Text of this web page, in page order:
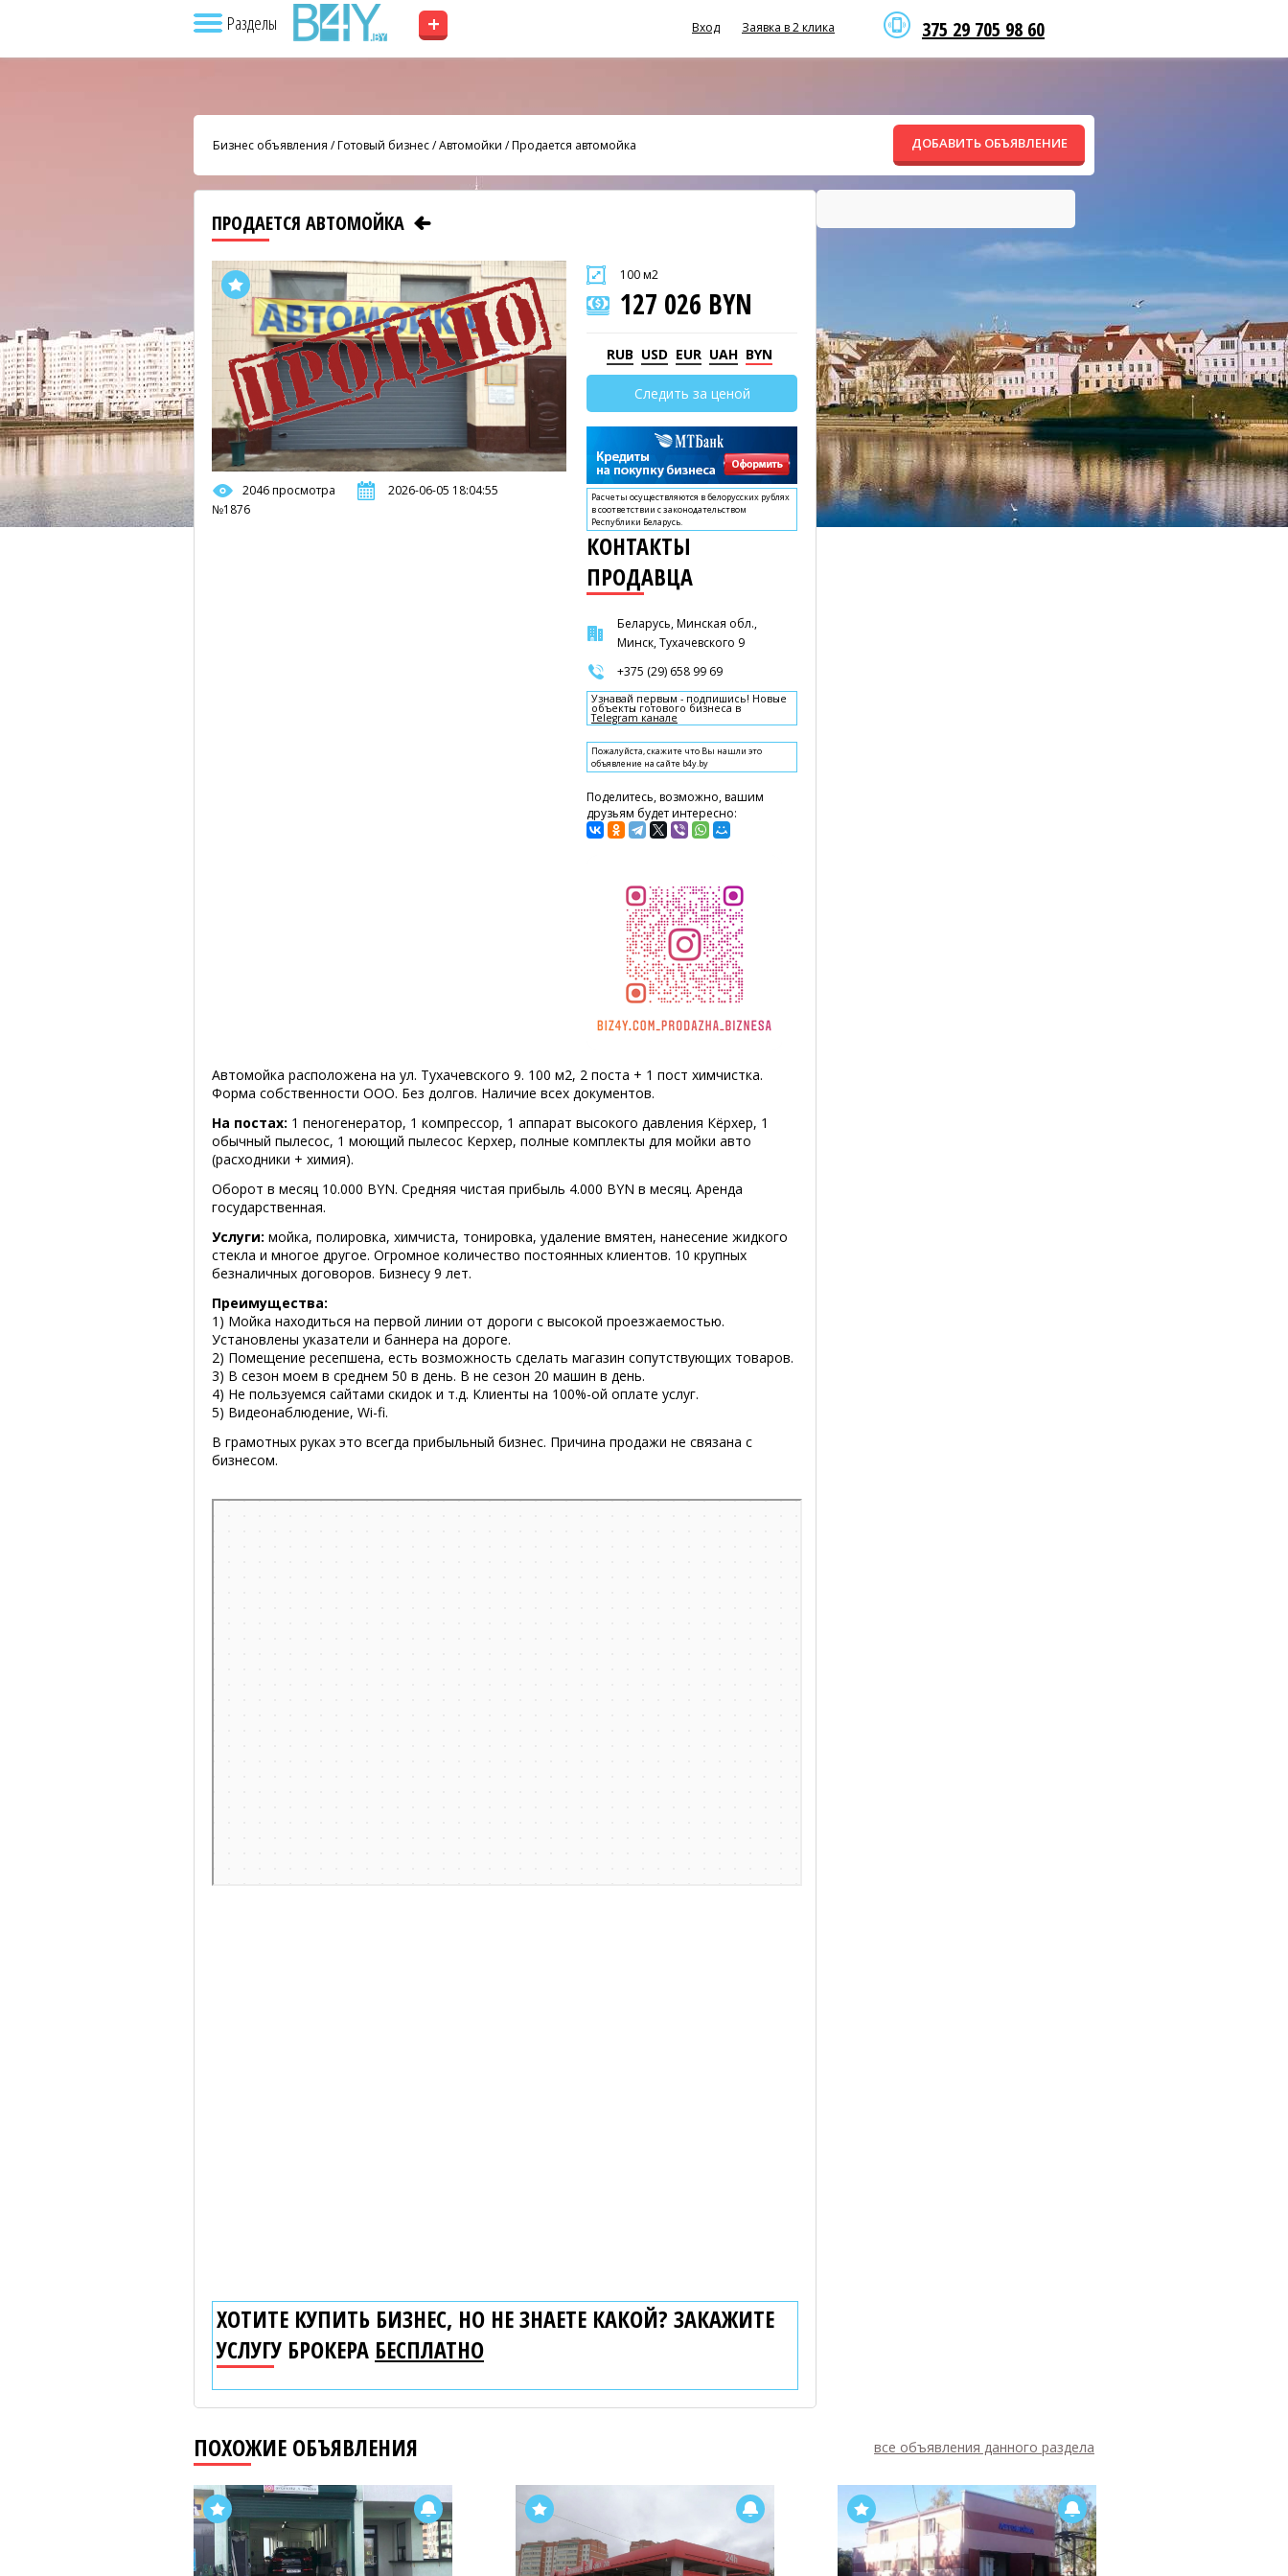
Разделы + 375 29 705 98 60
Вход Заявка в 2 клика
Бизнес объявления /Готовый бизнес/Автомойки /Продается автомойка ДОБАВИТЬ ОБЪЯВЛЕНИЕ
ПРОДАЕТСЯ АВТОМОЙКА
2046 просмотра
2026-06-05 18:04:55
№1876
100 м2
127 026 BYN
RUB USD EUR UAH BYN
Следить за ценой
Расчеты осуществляются в белорусских рублях
в соответствии с законодательством
Республики Беларусь.
КОНТАКТЫ
ПРОДАВЦА
Беларусь, Минская обл.,
Минск, Тухачевского 9
+375 (29) 658 99 69
Узнавай первым - подпишись! Новые
объекты готового бизнеса в
Telegram канале
Пожалуйста, скажите что Вы нашли это
объявление на сайте b4y.by
Поделитесь, возможно, вашим
друзьям будет интересно:
Автомойка расположена на ул. Тухачевского 9. 100 м2, 2 поста + 1 пост химчистка.
Форма собственности ООО. Без долгов. Наличие всех документов.
На постах: 1 пеногенератор, 1 компрессор, 1 аппарат высокого давления Кёрхер, 1
обычный пылесос, 1 моющий пылесос Керхер, полные комплекты для мойки авто
(расходники + химия).
Оборот в месяц 10.000 BYN. Средняя чистая прибыль 4.000 BYN в месяц. Аренда
государственная.
Услуги: мойка, полировка, химчиста, тонировка, удаление вмятен, нанесение жидкого
стекла и многое другое. Огромное количество постоянных клиентов. 10 крупных
безналичных договоров. Бизнесу 9 лет.
Преимущества:
1) Мойка находиться на первой линии от дороги с высокой проезжаемостью.
Установлены указатели и баннера на дороге.
2) Помещение ресепшена, есть возможность сделать магазин сопутствующих товаров.
3) В сезон моем в среднем 50 в день. В не сезон 20 машин в день.
4) Не пользуемся сайтами скидок и т.д. Клиенты на 100%-ой оплате услуг.
5) Видеонаблюдение, Wi-fi.
В грамотных руках это всегда прибыльный бизнес. Причина продажи не связана с
бизнесом.
ХОТИТЕ КУПИТЬ БИЗНЕС, НО НЕ ЗНАЕТЕ КАКОЙ? ЗАКАЖИТЕ
УСЛУГУ БРОКЕРА БЕСПЛАТНО
ПОХОЖИЕ ОБЪЯВЛЕНИЯ все объявления данного раздела